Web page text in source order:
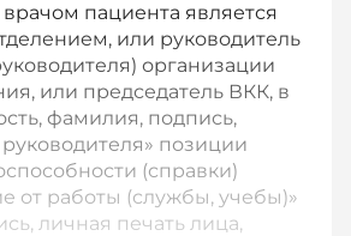
пациента является
или руководитель
организации
или председатель ВКК, в
фамилия, подпись,
позиции
(справки)
от работы (службы, учебы)»
личная печать лица,